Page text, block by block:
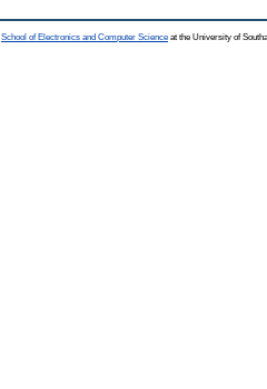
School of Electronics and Computer Science at the University of